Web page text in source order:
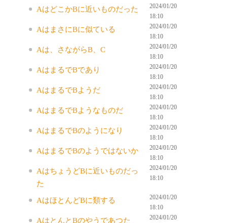
AはどこかBに近いものだった
2024/01/20
18:10
AはまさにBに似ている
2024/01/20
18:10
Aは、さながらB、C
2024/01/20
18:10
AはまるでBであり
2024/01/20
18:10
AはまるでBようだ
2024/01/20
18:10
AはまるでBようなものだ
2024/01/20
18:10
AはまるでBのようになり
2024/01/20
18:10
AはまるでBのようではないか
2024/01/20
18:10
AはちょうどBに近いものだっ
た
2024/01/20
18:10
AはほとんどBに類する
2024/01/20
18:10
AはとんとBのやうであつた
2024/01/20